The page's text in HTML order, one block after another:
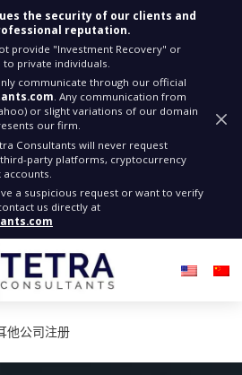
the security of our clients and
reputation.
provide "Investment Recovery" or
to private individuals.
communicate through our official
. Any communication from
or slight variations of our domain
our firm.
Consultants will never request
party platforms, cryptocurrency
a suspicious request or want to verify
us directly at
他公司注册